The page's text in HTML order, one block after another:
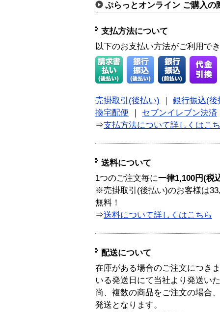
ぷらっとオンライン ご購入の
支払方法について
以下のお支払い方法がご利用で
売掛取引(後払い)
銀行振込(後
換宅配便
セブンイレブン決済
⇒支払方法について詳しくはこ
送料について
1つのご注文毎に一律1,100円(税
※売掛取引(後払い)のお客様は
無料！
⇒送料について詳しくはこちら
配送について
在庫がある場合のご注文につき
いる発送日にて当社より発送い
尚、複数の商品をご注文の場合
発送となります。